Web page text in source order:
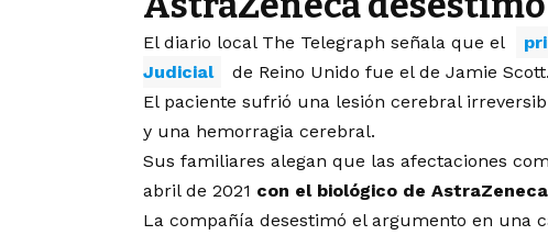
El diario local The Telegraph señala que el
Judicial
de Reino Unido fue el de Jamie Scott.
El paciente sufrió una lesión cerebral
y una hemorragia cerebral.
Sus familiares alegan que las afectaciones
abril de 2021 con el biológico de
La compañía desestimó el argumento en una